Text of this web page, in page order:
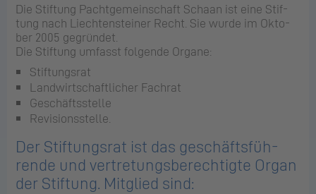
Die Stif­tung Pacht­ge­mein­schaft Scha­an ist eine Stif­
tung nach Liech­ten­stei­ner Recht. Sie wurde im Ok­to­
ber 2005 ge­grün­det.
Die Stif­tung um­fasst fol­gen­de Or­ga­ne:
Stif­tungs­rat
Land­wirt­schaft­li­cher Fach­rat
Ge­schäfts­stel­le
Re­vi­si­ons­stel­le.
Der Stif­tungs­rat ist das ge­schäfts­füh­
ren­de und ver­tre­tungs­be­rech­tig­te Organ
der Stif­tung. Mit­glied sind: